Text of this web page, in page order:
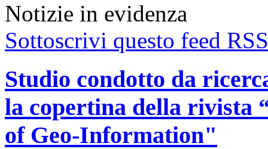
Notizie in evidenza
Sottoscrivi questo feed RSS
Studio condotto da
la copertina della rivista
of Geo-Information"